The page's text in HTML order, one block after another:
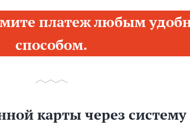
платеж любым
способом.
карты через систему